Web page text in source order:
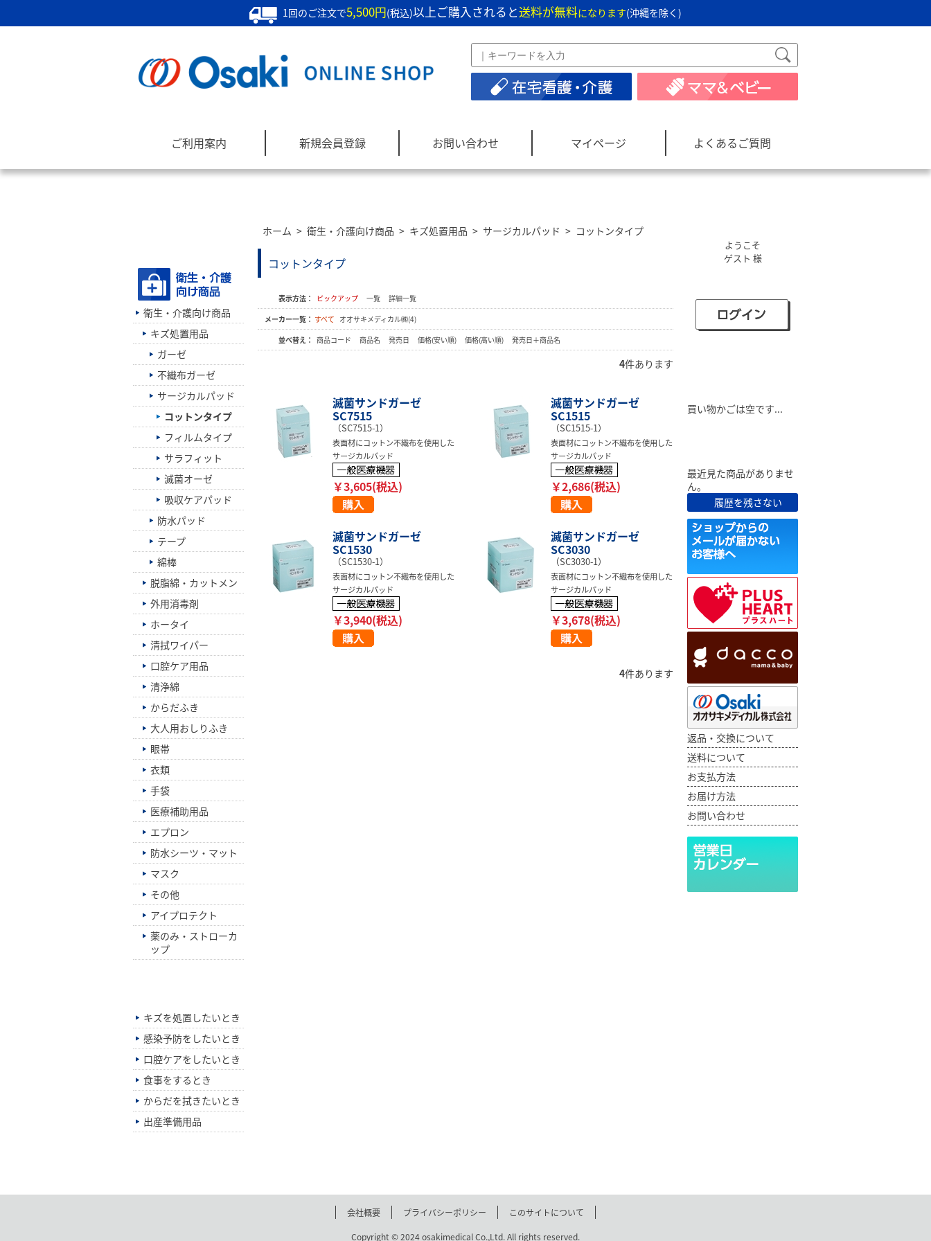
1回のご注文で5,500円(税込)以上ご購入されると送料が無料になります(沖縄を除く)
ご利用案内 新規会員登録 お問い合わせ マイページ よくあるご質問
ホーム > 衛生・介護向け商品 > キズ処置用品 > サージカルパッド > コットンタイプ
コットンタイプ
表示方法： ピックアップ 一覧
詳細一覧
メーカー一覧： すべて オオサキメディカル㈱(4)
並べ替え： 商品コード 商品名 発売日 価格(安い順) 価格(高い順) 発売日＋商品名
4件あります
滅菌サンドガーゼ
SC7515
（SC7515-1）
表面材にコットン不織布を使用した
サージカルパッド
￥3,605(税込)
滅菌サンドガーゼ
SC1515
（SC1515-1）
表面材にコットン不織布を使用した
サージカルパッド
￥2,686(税込)
滅菌サンドガーゼ
SC1530
（SC1530-1）
表面材にコットン不織布を使用した
サージカルパッド
￥3,940(税込)
滅菌サンドガーゼ
SC3030
（SC3030-1）
表面材にコットン不織布を使用した
サージカルパッド
￥3,678(税込)
4件あります
衛生・介護向け商品
キズ処置用品
ガーゼ
不織布ガーゼ
サージカルパッド
コットンタイプ
フィルムタイプ
サラフィット
滅菌オーゼ
吸収ケアパッド
防水パッド
テープ
綿棒
脱脂綿・カットメン
外用消毒剤
ホータイ
清拭ワイパー
口腔ケア用品
清浄綿
からだふき
大人用おしりふき
眼帯
衣類
手袋
医療補助用品
エプロン
防水シーツ・マット
マスク
その他
アイプロテクト
薬のみ・ストローカ
ップ
キズを処置したいとき
感染予防をしたいとき
口腔ケアをしたいとき
食事をするとき
からだを拭きたいとき
出産準備用品
ようこそ
ゲスト 様
買い物かごは空です...
最近見た商品がありませ
ん。
履歴を残さない
返品・交換について
送料について
お支払方法
お届け方法
お問い合わせ
会社概要 プライバシーポリシー このサイトについて
Copyright © 2024 osakimedical Co.,Ltd. All rights reserved.